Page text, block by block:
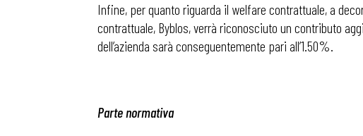
Infine, per quanto riguarda il welfare contrattuale, a
contrattuale, Byblos, verrà riconosciuto un contributo
dell’azienda sarà conseguentemente pari all’1.50%.
Parte normativa